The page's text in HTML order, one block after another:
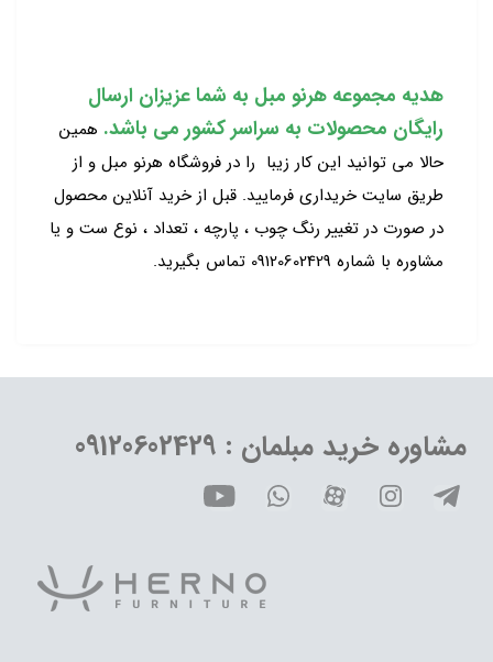
هدیه مجموعه هرنو مبل به شما عزیزان ارسال
رایگان محصولات به سراسر کشور می باشد. همین
حالا می توانید این کار زیبا را در فروشگاه هرنو مبل و از
طریق سایت خریداری فرمایید. قبل از خرید آنلاین محصول
در صورت در تغییر رنگ چوب ، پارچه ، تعداد ، نوع ست و یا
مشاوره با شماره 09120602429 تماس بگیرید.
مشاوره خرید مبلمان : 09120602429